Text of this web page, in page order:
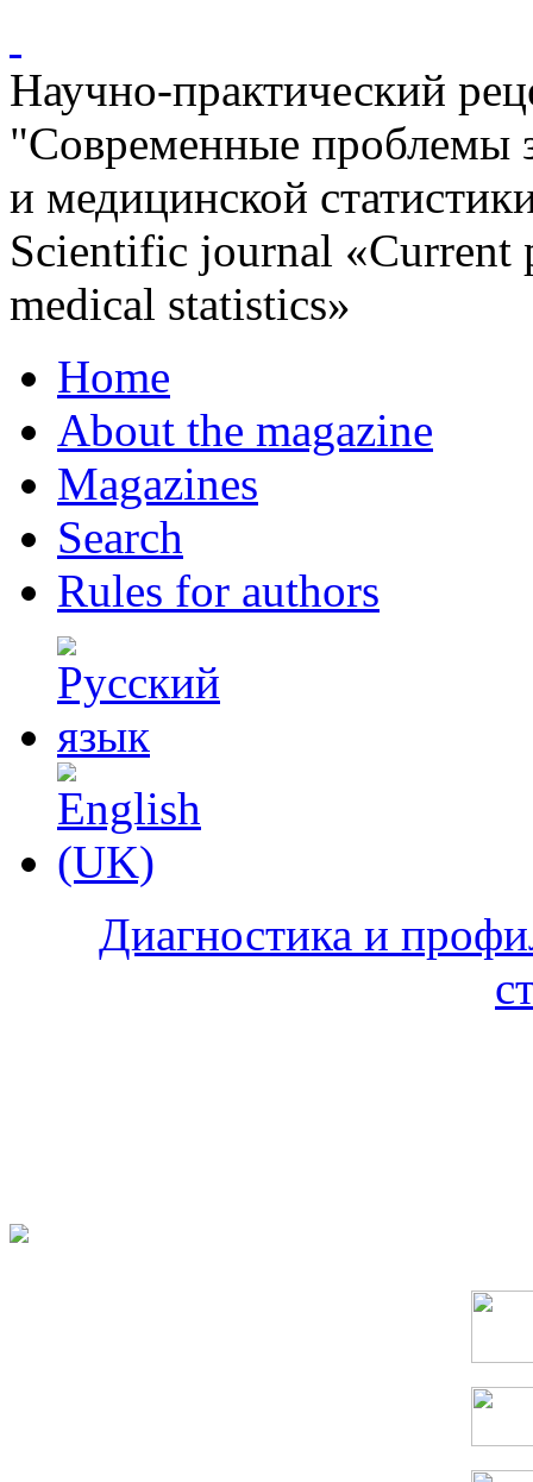
Научно-практический
"Современные проблемы
и медицинской
Scientific journal «Current
medical statistics»
Home
About the magazine
Magazines
Search
Rules for authors
Диагностика и